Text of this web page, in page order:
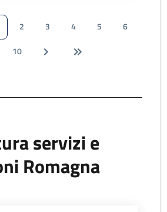
2 3 4 5
6
10
servizi e
Romagna